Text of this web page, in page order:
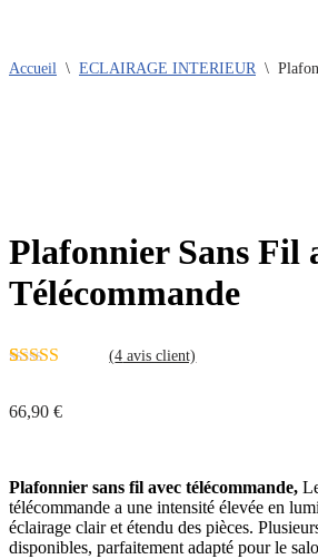
Accueil \ ECLAIRAGE INTERIEUR \
Plafonnier Sans Fil
Télécommande
sur
(4 avis client)
66,90 €
Plafonnier sans fil avec télécommande,
télécommande a une intensité élevée en
éclairage clair et étendu des pièces.
disponibles, parfaitement adapté pour le